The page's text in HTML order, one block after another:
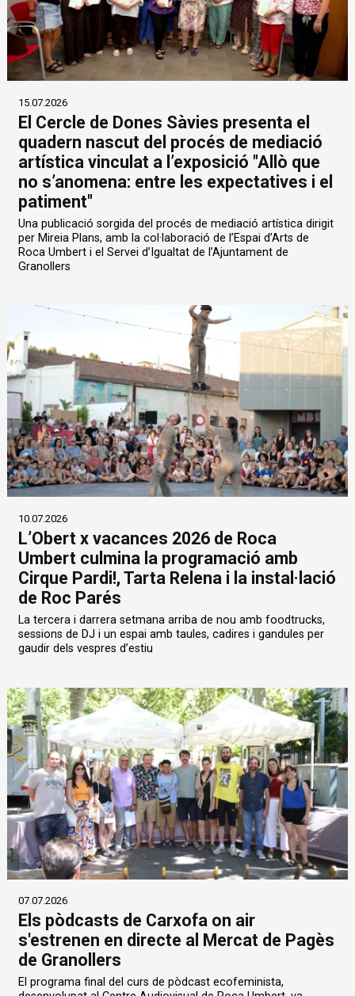
15.07.2026
El Cercle de Dones Sàvies presenta el
quadern nascut del procés de mediació
artística vinculat a l’exposició "Allò que
no s’anomena: entre les expectatives i el
patiment"
Una publicació sorgida del procés de mediació artística dirigit
per Mireia Plans, amb la col·laboració de l’Espai d’Arts de
Roca Umbert i el Servei d’Igualtat de l’Ajuntament de
Granollers
10.07.2026
L’Obert x vacances 2026 de Roca
Umbert culmina la programació amb
Cirque Pardi!, Tarta Relena i la instal·lació
de Roc Parés
La tercera i darrera setmana arriba de nou amb foodtrucks,
sessions de DJ i un espai amb taules, cadires i gandules per
gaudir dels vespres d’estiu
07.07.2026
Els pòdcasts de Carxofa on air
s'estrenen en directe al Mercat de Pagès
de Granollers
El programa final del curs de pòdcast ecofeminista,